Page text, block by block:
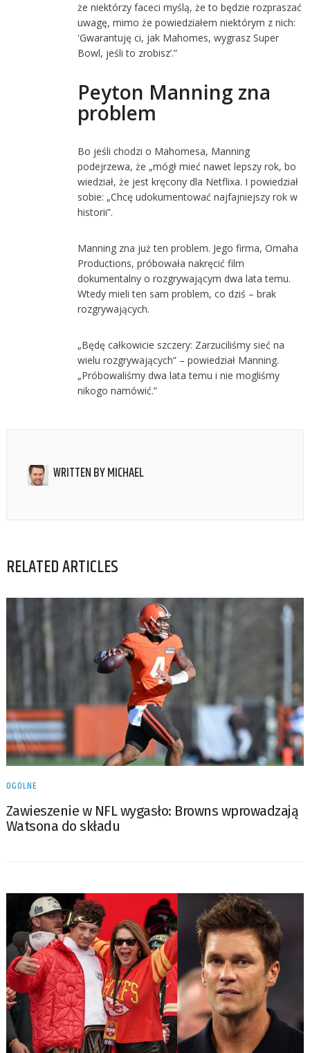
że niektórzy faceci myślą, że to będzie rozpraszać
uwagę, mimo że powiedziałem niektórym z nich:
'Gwarantuję ci, jak Mahomes, wygrasz Super
Bowl, jeśli to zrobisz’.”
Peyton Manning zna
problem
Bo jeśli chodzi o Mahomesa, Manning
podejrzewa, że „mógł mieć nawet lepszy rok, bo
wiedział, że jest kręcony dla Netflixa. I powiedział
sobie: „Chcę udokumentować najfajniejszy rok w
historii”.
Manning zna już ten problem. Jego firma, Omaha
Productions, próbowała nakręcić film
dokumentalny o rozgrywającym dwa lata temu.
Wtedy mieli ten sam problem, co dziś – brak
rozgrywających.
„Będę całkowicie szczery: Zarzuciliśmy sieć na
wielu rozgrywających” – powiedział Manning.
„Próbowaliśmy dwa lata temu i nie mogliśmy
nikogo namówić.”
WRITTEN BYMICHAEL
RELATED ARTICLES
OGÓLNE
Zawieszenie w NFL wygasło: Browns wprowadzają
Watsona do składu